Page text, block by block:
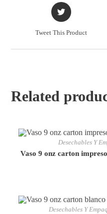
Tweet This Product
Related
Desechables Y
Vaso 9 onz carton
Desechables Y